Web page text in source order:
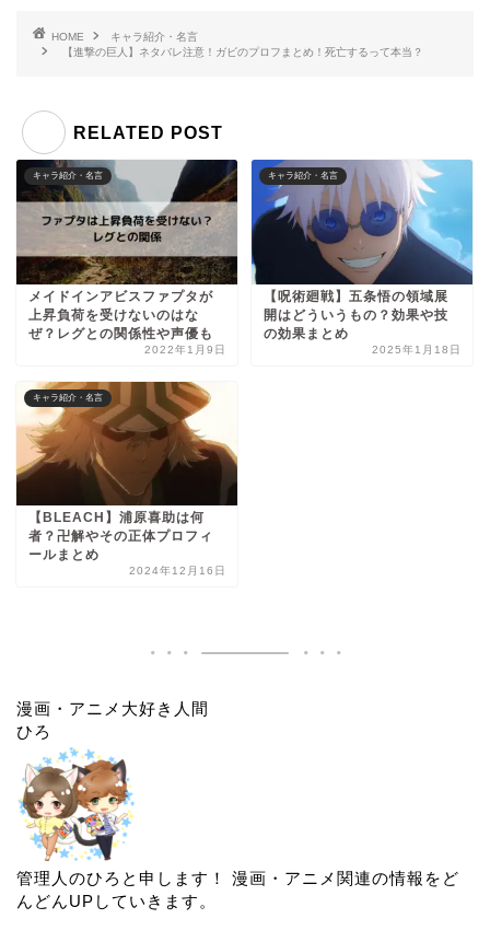
HOME
キャラ紹介・名言
【進撃の巨人】ネタバレ注意！ガビのプロフまとめ！死亡するって本当？
RELATED POST
キャラ紹介・名言
メイドインアビスファプタが
上昇負荷を受けないのはな
ぜ？レグとの関係性や声優も
2022年1月9日
キャラ紹介・名言
【呪術廻戦】五条悟の領域展
開はどういうもの？効果や技
の効果まとめ
2025年1月18日
キャラ紹介・名言
【BLEACH】浦原喜助は何
者？卍解やその正体プロフィ
ールまとめ
2024年12月16日
漫画・アニメ大好き人間
ひろ
管理人のひろと申します！ 漫画・アニメ関連の情報をど
んどんUPしていきます。